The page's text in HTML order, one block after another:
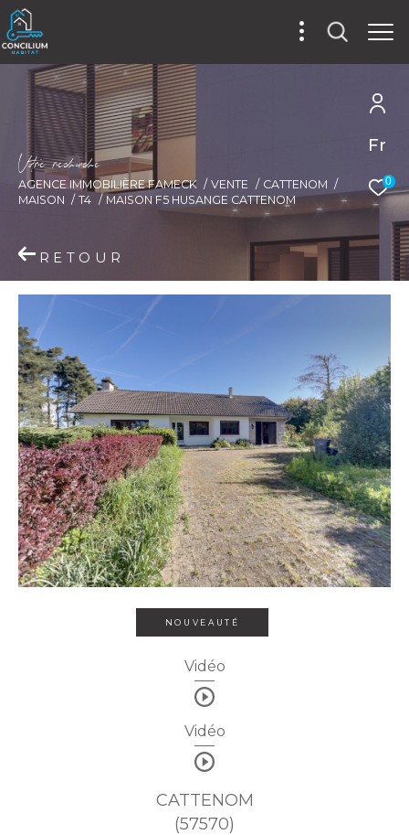
Fr
0
Vore recece
AGENCE IMMOBILIÈRE FAMECK VENTE
CATTENOM
MAISON
T4 MAISON F5 HUSANGE CATTENOM
RETOUR
NOUVEAUTÉ
Vidéo
Vidéo
CATTENOM
(57570)